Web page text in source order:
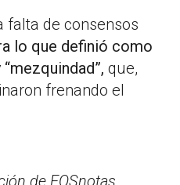
falta de consensos
lo que definió como
que,
frenando el
de EQSnotas